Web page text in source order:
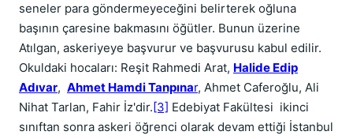
seneler para göndermeyeceğini belirterek oğluna
başının çaresine bakmasını öğütler. Bunun üzerine
Atılgan, askeriyeye başvurur ve başvurusu kabul edilir.
Okuldaki hocaları: Reşit Rahmedi Arat, Halide Edip
Adıvar, Ahmet Hamdi Tanpınar, Ahmet Caferoğlu, Ali
Nihat Tarlan, Fahir İz'dir.[3] Edebiyat Fakültesi ikinci
sınıftan sonra askeri öğrenci olarak devam ettiği İstanbul